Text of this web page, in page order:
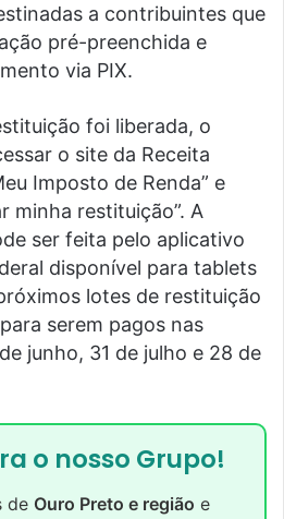
a contribuintes que
pré-preenchida e
via PIX.
foi liberada, o
o site da Receita
Imposto de Renda” e
minha restituição”. A
ser feita pelo aplicativo
disponível para tablets
lotes de restituição
serem pagos nas
junho, 31 de julho e 28 de
o nosso Grupo!
de Ouro Preto e região e